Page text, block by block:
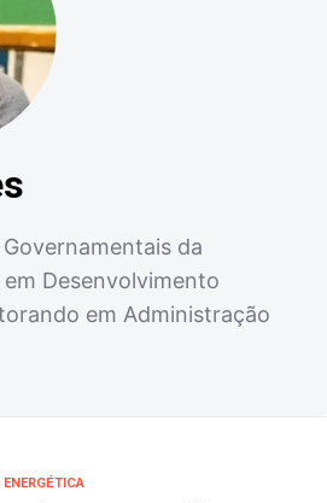
da
Desenvolvimento
em Administração